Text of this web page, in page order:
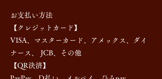
お支払い方法
【クレジットカード】
VISA、マスターカード、アメックス、ダイ
ナース、 JCB、その他
【QR決済】